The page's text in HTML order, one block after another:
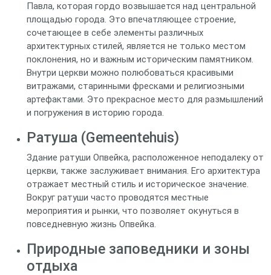
Павла, которая гордо возвышается над центральной
площадью города. Это впечатляющее строение,
сочетающее в себе элементы различных
архитектурных стилей, является не только местом
поклонения, но и важным историческим памятником.
Внутри церкви можно полюбоваться красивыми
витражами, старинными фресками и религиозными
артефактами. Это прекрасное место для размышлений
и погружения в историю города.
Ратуша (Gemeentehuis)
Здание ратуши Опвейка, расположенное неподалеку от
церкви, также заслуживает внимания. Его архитектура
отражает местный стиль и историческое значение.
Вокруг ратуши часто проводятся местные
мероприятия и рынки, что позволяет окунуться в
повседневную жизнь Опвейка.
Природные заповедники и зоны
отдыха